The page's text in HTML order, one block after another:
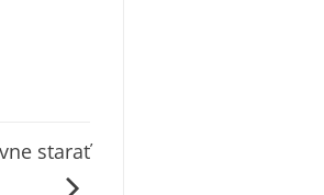
starať